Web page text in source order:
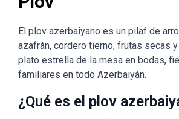
El plov azerbaiyano es un pilaf de
azafrán, cordero tierno, frutas secas
plato estrella de la mesa en bodas,
familiares en todo Azerbaiyán.
¿Qué es el plov